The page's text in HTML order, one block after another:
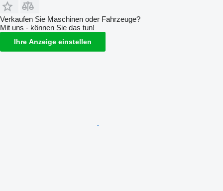
Verkaufen Sie Maschinen oder Fahrzeuge?
Mit uns - können Sie das tun!
Ihre Anzeige einstellen